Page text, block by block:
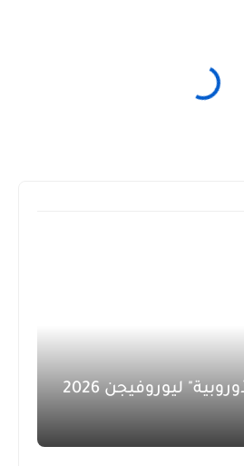
إلغاء "الجولة الأوروبية" ليوروفيجن 2026